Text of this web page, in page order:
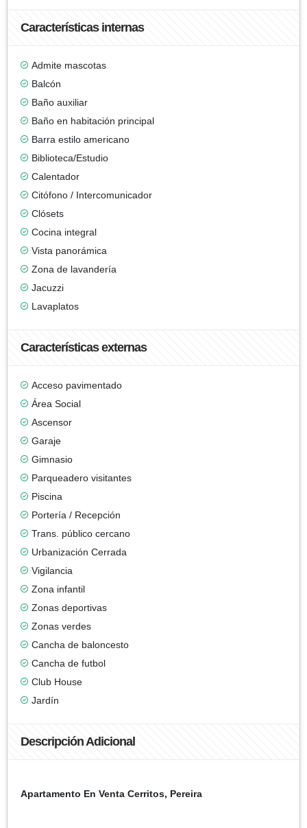
Características internas
Admite mascotas
Balcón
Baño auxiliar
Baño en habitación principal
Barra estilo americano
Biblioteca/Estudio
Calentador
Citófono / Intercomunicador
Clósets
Cocina integral
Vista panorámica
Zona de lavandería
Jacuzzi
Lavaplatos
Características externas
Acceso pavimentado
Área Social
Ascensor
Garaje
Gimnasio
Parqueadero visitantes
Piscina
Portería / Recepción
Trans. público cercano
Urbanización Cerrada
Vigilancia
Zona infantil
Zonas deportivas
Zonas verdes
Cancha de baloncesto
Cancha de futbol
Club House
Jardín
Descripción Adicional
Apartamento En Venta Cerritos, Pereira